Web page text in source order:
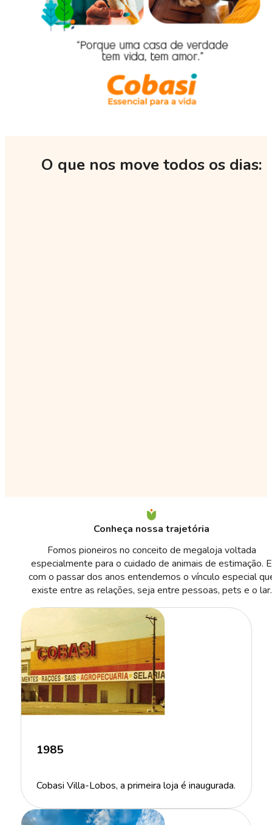
O que nos move todos os dias:
Conheça nossa trajetória
Fomos pioneiros no conceito de megaloja voltada
especialmente para o cuidado de animais de estimação. E
com o passar dos anos entendemos o vínculo especial
existe entre as relações, seja entre pessoas, pets e o lar.
1985
Cobasi Villa-Lobos, a primeira loja é inaugurada.